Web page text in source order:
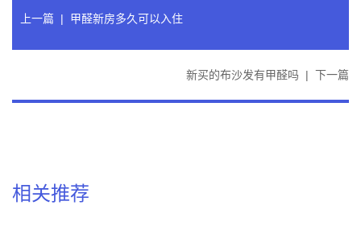
上一篇 | 甲醛新房多久可以入住
新买的布沙发有甲醛吗 | 下一篇
相关推荐